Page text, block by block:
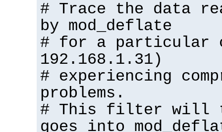
# Trace the data
by mod_deflate
# for a particular
192.168.1.31)
# experiencing
problems.
# This filter will
goes into